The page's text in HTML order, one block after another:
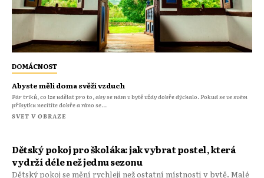
Dětský pokoj pro školáka: jak vybrat postel, která
vydrží déle než jednu sezonu
Dětský pokoj se mění rychleji než ostatní místnosti v bytě. Malé
DOMÁCNOST
Abyste měli doma svěží vzduch
Pár triků, co lze udělat pro to, aby se nám v bytě vždy dobře dýchalo. Pokud se ve svém
příbytku necítíte dobře a ráno se...
SVET V OBRAZE